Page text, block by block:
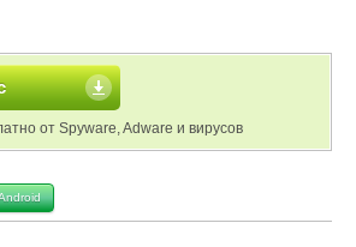
от Spyware, Adware и вирусов